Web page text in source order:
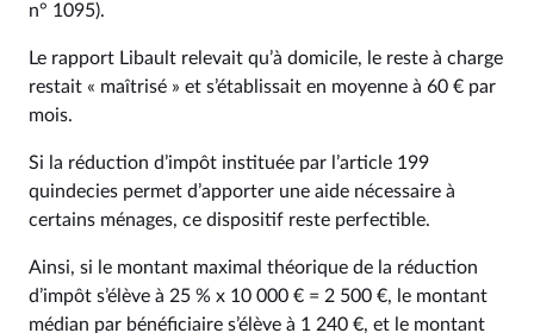
n° 1095).
Le rapport Libault relevait qu’à domicile, le reste à charge
restait « maîtrisé » et s’établissait en moyenne à 60 € par
mois.
Si la réduction d’impôt instituée par l’article 199
quindecies permet d’apporter une aide nécessaire à
certains ménages, ce dispositif reste perfectible.
Ainsi, si le montant maximal théorique de la réduction
d’impôt s’élève à 25 % x 10 000 € = 2 500 €, le montant
médian par bénéficiaire s’élève à 1 240 €, et le montant